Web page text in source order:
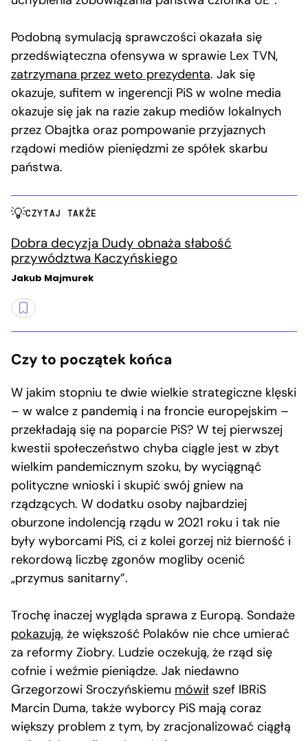
Podobną symulacją sprawczości okazała się
przedświąteczna ofensywa w sprawie Lex TVN,
zatrzymana przez weto prezydenta. Jak się
okazuje, sufitem w ingerencji PiS w wolne media
okazuje się jak na razie zakup mediów lokalnych
przez Obajtka oraz pompowanie przyjaznych
rządowi mediów pieniędzmi ze spółek skarbu
państwa.
CZYTAJ TAKŻE
Dobra decyzja Dudy obnaża słabość
przywództwa Kaczyńskiego
Jakub Majmurek
Czy to początek końca
W jakim stopniu te dwie wielkie strategiczne klęski
– w walce z pandemią i na froncie europejskim –
przekładają się na poparcie PiS? W tej pierwszej
kwestii społeczeństwo chyba ciągle jest w zbyt
wielkim pandemicznym szoku, by wyciągnąć
polityczne wnioski i skupić swój gniew na
rządzących. W dodatku osoby najbardziej
oburzone indolencją rządu w 2021 roku i tak nie
były wyborcami PiS, ci z kolei gorzej niż bierność i
rekordową liczbę zgonów mogliby ocenić
„przymus sanitarny”.
Trochę inaczej wygląda sprawa z Europą. Sondaże
pokazują, że większość Polaków nie chce umierać
za reformy Ziobry. Ludzie oczekują, że rząd się
cofnie i weźmie pieniądze. Jak niedawno
Grzegorzowi Sroczyńskiemu mówił szef IBRiS
Marcin Duma, także wyborcy PiS mają coraz
większy problem z tym, by zracjonalizować ciągłą